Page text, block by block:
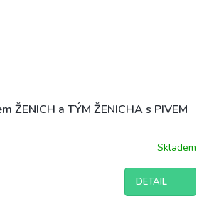
ŽENICH a TÝM ŽENICHA s PIVEM
Skladem
DETAIL